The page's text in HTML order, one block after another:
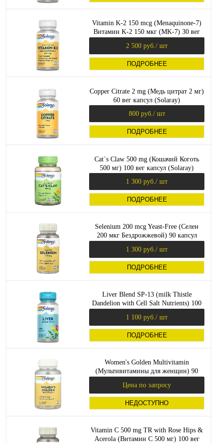
Vitamin K-2 150 mcg (Menaquinone-7)
Витамин K-2 150 мкг (MK-7) 30 вег
2 500 руб. / шт
ПОДРОБНЕЕ
Copper Citrate 2 mg (Медь цитрат 2 мг)
60 вег капсул (Solaray)
800 руб. / шт
ПОДРОБНЕЕ
Cat`s Claw 500 mg (Кошачий Коготь
500 мг) 100 вег капсул (Solaray)
1 300 руб. / шт
ПОДРОБНЕЕ
Selenium 200 mcg Yeast-Free (Селен
200 мкг Бездрожжевой) 90 капсул
1 300 руб. / шт
ПОДРОБНЕЕ
Liver Blend SP-13 (milk Thistle
Dandelion with Cell Salt Nutrients) 100
1 100 руб. / шт
ПОДРОБНЕЕ
Women's Golden Multivitamin
(Мультивитамины для женщин) 90
Цена по запросу
НЕДОСТУПНО
Vitamin C 500 mg TR with Rose Hips &
Acerola (Витамин C 500 мг) 100 вег